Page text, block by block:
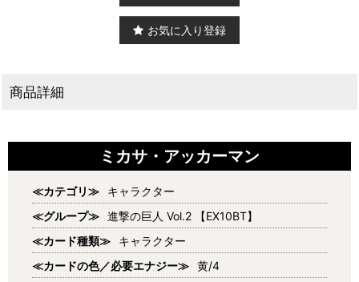
お気に入り登録
商品詳細
ミカサ・アッカーマン
≪カテゴリ≫
キャラクター
≪グループ≫ 進撃の巨人 Vol.2 【EX10BT】
≪カード種類≫
キャラクター
≪カードの色／必要エナジー≫ 黄/4